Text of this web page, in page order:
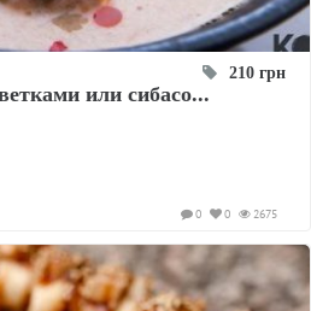
210 грн
или сибасо...
2675
0
0